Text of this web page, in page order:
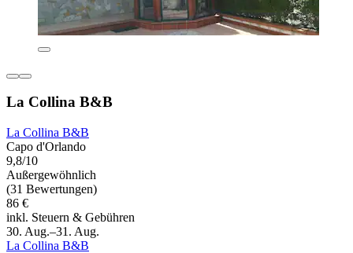
La Collina B&B
La Collina B&B
Capo d'Orlando
9,8/10
Außergewöhnlich
(31 Bewertungen)
86 €
inkl. Steuern & Gebühren
30. Aug.–31. Aug.
La Collina B&B